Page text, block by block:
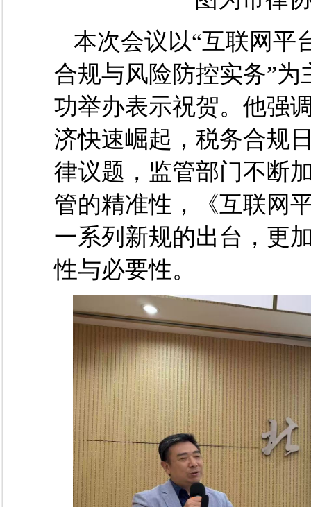
本次会议以“互联网平
合规与风险防控实务”
功举办表示祝贺。他强
济快速崛起，税务合规
律议题，监管部门不断
管的精准性，《互联网
一系列新规的出台，更
性与必要性。